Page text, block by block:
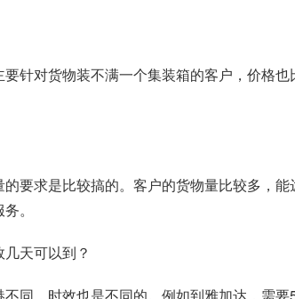
针对货物装不满一个集装箱的客户，价格
要求是比较搞的。客户的货物量比较多，
。
天可以到？